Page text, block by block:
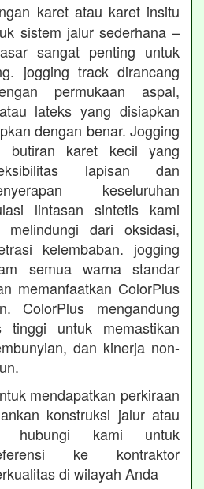
karet atau karet insitu
sistem jalur sederhana –
sangat penting untuk
jogging track dirancang
permukaan aspal,
lateks yang disiapkan
dengan benar. Jogging
butiran karet kecil yang
lapisan dan
keseluruhan
lintasan sintetis kami
melindungi dari oksidasi,
kelembaban. jogging
semua warna standar
memanfaatkan ColorPlus
ColorPlus mengandung
tinggi untuk memastikan
dan kinerja non-
mendapatkan perkiraan
konstruksi jalur atau
hubungi kami untuk
ke kontraktor
di wilayah Anda